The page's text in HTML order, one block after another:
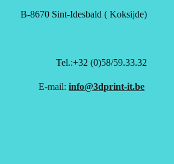
B-8670 Sint-Idesbald ( Koksijde)
Tel.:+32 (0)58/59.33.32
E-mail:info@3dprint-it.be